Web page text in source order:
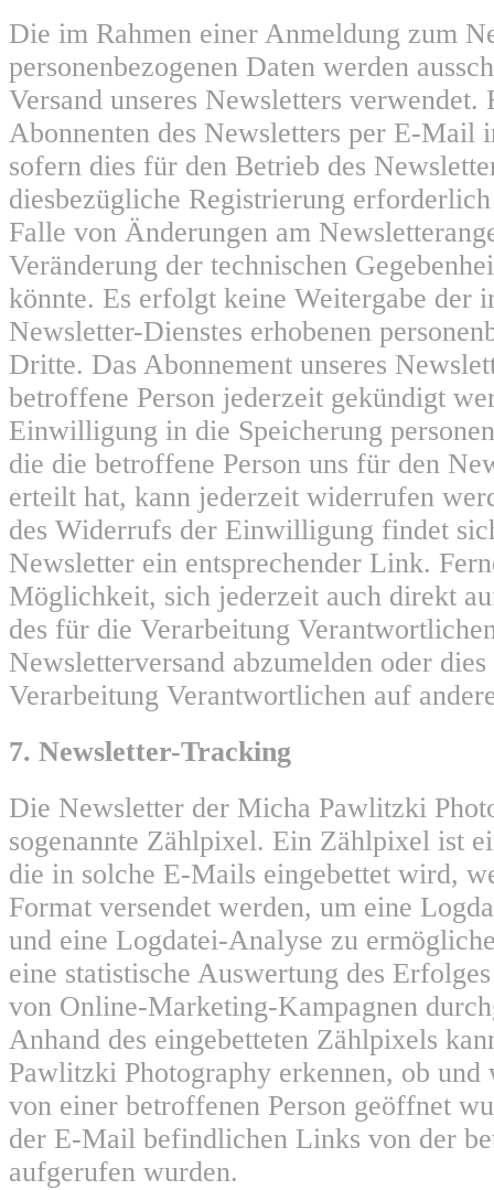
Die im Rahmen einer Anmeldung zum
personenbezogenen Daten werden
Versand unseres Newsletters verwendet.
Abonnenten des Newsletters per E-Mail
sofern dies für den Betrieb des
diesbezügliche Registrierung
Falle von Änderungen am
Veränderung der technischen
könnte. Es erfolgt keine Weitergabe der
Newsletter-Dienstes erhobenen
Dritte. Das Abonnement unseres
betroffene Person jederzeit gekündigt
Einwilligung in die Speicherung
die die betroffene Person uns für den
erteilt hat, kann jederzeit widerrufen
des Widerrufs der Einwilligung findet
Newsletter ein entsprechender Link.
Möglichkeit, sich jederzeit auch direkt
des für die Verarbeitung
Newsletterversand abzumelden oder
Verarbeitung Verantwortlichen auf
7. Newsletter-Tracking
Die Newsletter der Micha Pawlitzki
sogenannte Zählpixel. Ein Zählpixel ist
die in solche E-Mails eingebettet wird,
Format versendet werden, um eine
und eine Logdatei-Analyse zu
eine statistische Auswertung des
von Online-Marketing-Kampagnen
Anhand des eingebetteten Zählpixels
Pawlitzki Photography erkennen, ob
von einer betroffenen Person geöffnet
der E-Mail befindlichen Links von der
aufgerufen wurden.